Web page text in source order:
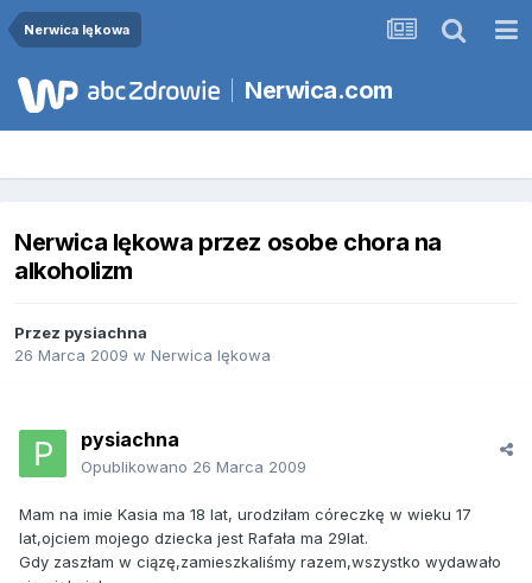
Nerwica lękowa
Nerwica.com
Nerwica lękowa przez osobe chora na
alkoholizm
Przez pysiachna
26 Marca 2009 w Nerwica lękowa
pysiachna
Opublikowano 26 Marca 2009
Mam na imie Kasia ma 18 lat, urodziłam córeczkę w wieku 17
lat,ojciem mojego dziecka jest Rafała ma 29lat.
Gdy zaszłam w ciązę,zamieszkaliśmy razem,wszystko wydawało